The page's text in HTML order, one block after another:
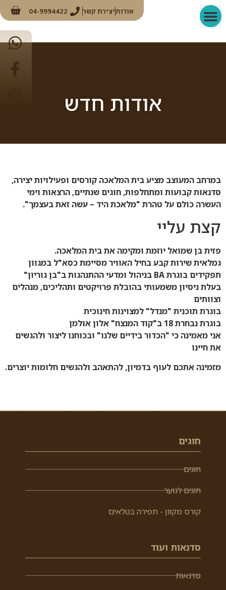
אודותיצירת קשר 04-9994422
אודות חדש
במרחב המעוצב מציע בית המלאכה קורסים ופעילויות יצירה,
סדנאות קבועות ומתחלפות, חוגים שנתיים, הרצאות וימי
העשרה כולם על טהרת "מלאכת היד – עשה זאת בעצמך".
קצת עליי
פזית בן שמואל יוזמת ומקימה את בית המלאכה.
גמלאית שירות קבע בחיל האוויר מסיימת כסא"ל במגוון
תפקידים בוגרת BA בניהול ומדעי ההתנהגות ב"בן גוריון"
בעלת ניסיון משמעותי בהובלת פרויקטים ותהליכים, מנהלים
וצוותים
בוגרת תוכנית "מנדל" למצוינות חינוכית
בוגרת נבחרת 18 ב"קוד המנצח" אלון אולמן
אני מאמינה כי "הכדור בידיים שלנו" ובכוחנו ליצור ולהגשים
את חיינו
מזמינה אתכם לעוף בדמיון, להתאהב ולהגשים חלומות יוצרים.
חוגים
חוגים
חוגים לנוער
קורס מקוון - תפירה בטלאים
סדנאות ועוד
סדנאות